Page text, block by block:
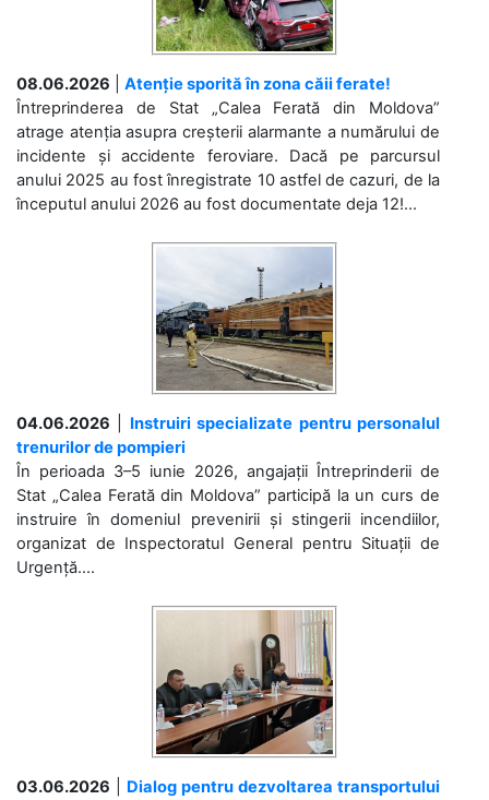
08.06.2026
Atenție sporită în zona căii ferate!
Întreprinderea de Stat „Calea Ferată din Moldova”
atrage atenția asupra creșterii alarmante a numărului de
incidente și accidente feroviare. Dacă pe parcursul
anului 2025 au fost înregistrate 10 astfel de cazuri, de la
începutul anului 2026 au fost documentate deja 12!...
04.06.2026
Instruiri specializate pentru personalul
trenurilor de pompieri
În perioada 3–5 iunie 2026, angajații Întreprinderii de
Stat „Calea Ferată din Moldova” participă la un curs de
instruire în domeniul prevenirii și stingerii incendiilor,
organizat de Inspectoratul General pentru Situații de
Urgență....
03.06.2026
Dialog pentru dezvoltarea transportului